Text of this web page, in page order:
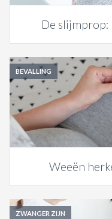
De slijmprop:
BEVALLING
Weeën
ZWANGER ZIJN